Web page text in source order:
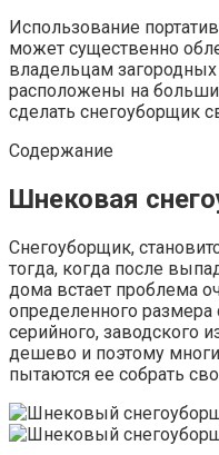
Использование
может существенно
владельцам
расположены на
сделать снегоуборщик
Содержание
Шнековая
Снегоуборщик,
тогда, когда после
дома встает проблема
определенного
серийного, заводского
дешево и поэтому
пытаются ее собрать